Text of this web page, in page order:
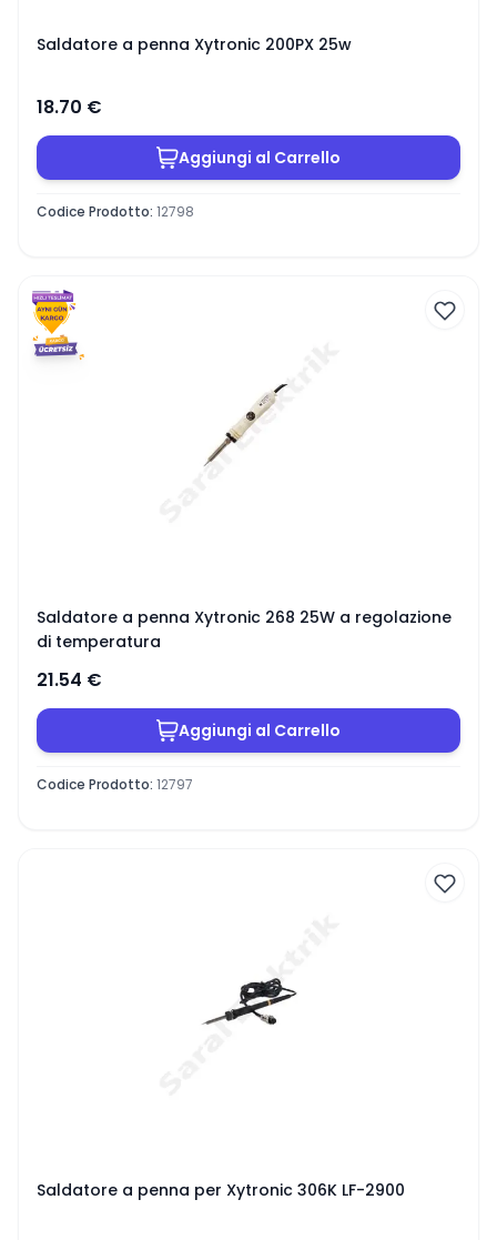
Saldatore a penna Xytronic 200PX 25w
18.70 €
Aggiungi al Carrello
Codice Prodotto: 12798
Saldatore a penna Xytronic 268 25W a regolazione
di temperatura
21.54 €
Aggiungi al Carrello
Codice Prodotto: 12797
Saldatore a penna per Xytronic 306K LF-2900